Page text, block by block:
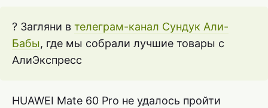
? Загляни в телеграм-канал Сундук Али-
Бабы, где мы собрали лучшие товары с
АлиЭкспресс
HUAWEI Mate 60 Pro не удалось пройти